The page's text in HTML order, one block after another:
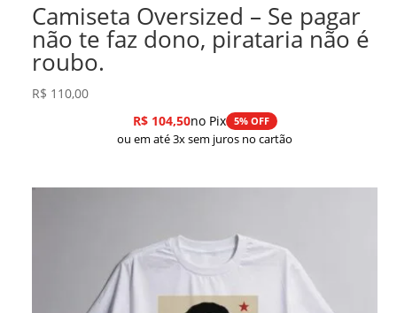
Camiseta Oversized – Se pagar
não te faz dono, pirataria não é
roubo.
R$ 110,00
R$104,50no Pix 5% OFF
ou em até 3x sem juros no cartão